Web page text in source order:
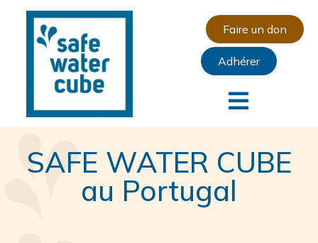
Faire un don
Adhérer
SAFE WATER CUBE
au Portugal